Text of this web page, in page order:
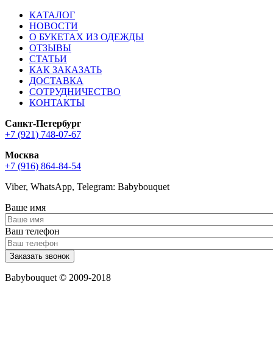
КАТАЛОГ
НОВОСТИ
О БУКЕТАХ ИЗ ОДЕЖДЫ
ОТЗЫВЫ
СТАТЬИ
КАК ЗАКАЗАТЬ
ДОСТАВКА
СОТРУДНИЧЕСТВО
КОНТАКТЫ
Санкт-Петербург
+7 (921) 748-07-67
Москва
+7 (916) 864-84-54
Viber, WhatsApp, Telegram: Babybouquet
Ваше имя
Ваш телефон
Babybouquet © 2009-2018